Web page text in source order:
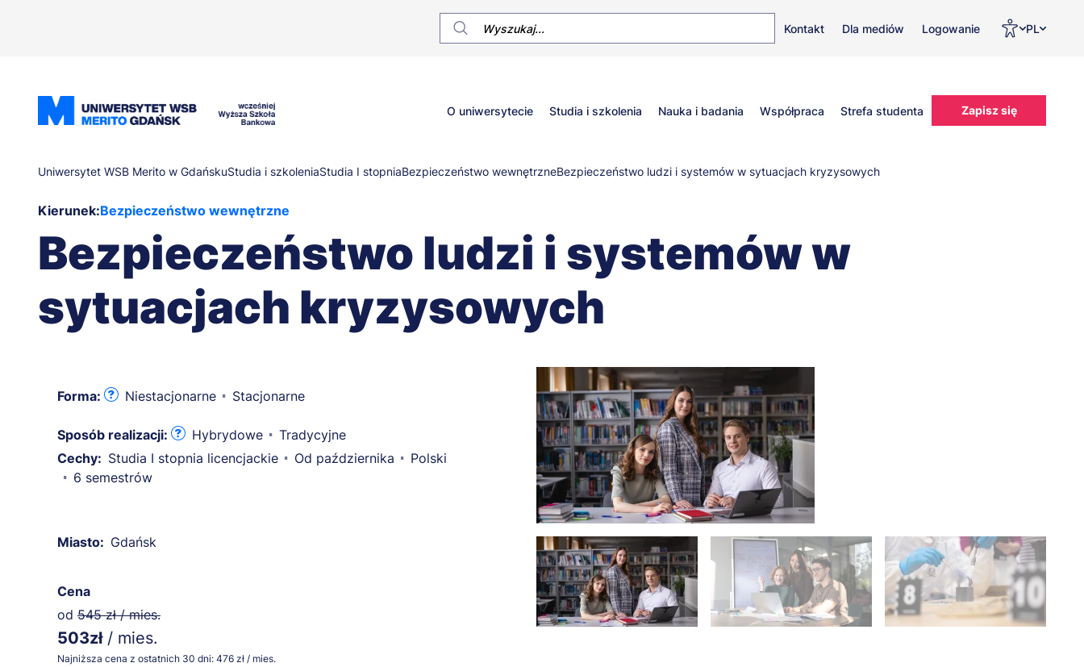
Top
Kontakt Dla mediów Logowanie PL
Główne
menu
O uniwersytecie Studia i szkolenia Nauka i badania Współpraca Strefa studenta Zapisz się
Ścieżka
nawigacyjna
Uniwersytet WSB Merito w GdańskuStudia i szkoleniaStudia I stopniaBezpieczeństwo wewnętrzneBezpieczeństwo ludzi i systemów w sytuacjach kryzysowych
Kierunek:Bezpieczeństwo wewnętrzne
Bezpieczeństwo ludzi i systemów w
sytuacjach kryzysowych
Forma: Niestacjonarne Stacjonarne
Sposób realizacji: Hybrydowe
Tradycyjne
Cechy: Studia I stopnia licencjackie Od października
Polski
6 semestrów
Miasto: Gdańsk
Cena
od 545 zł / mies.
503zł / mies.
Najniższa cena z ostatnich 30 dni: 476 zł / mies.